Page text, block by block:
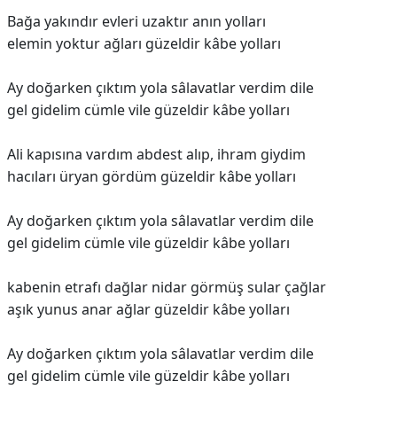
Bağa yakındır evleri uzaktır anın yolları
elemin yoktur ağları güzeldir kâbe yolları
Ay doğarken çıktım yola sâlavatlar verdim dile
gel gidelim cümle vile güzeldir kâbe yolları
Ali kapısına vardım abdest alıp, ihram giydim
hacıları üryan gördüm güzeldir kâbe yolları
Ay doğarken çıktım yola sâlavatlar verdim dile
gel gidelim cümle vile güzeldir kâbe yolları
kabenin etrafı dağlar nidar görmüş sular çağlar
aşık yunus anar ağlar güzeldir kâbe yolları
Ay doğarken çıktım yola sâlavatlar verdim dile
gel gidelim cümle vile güzeldir kâbe yolları